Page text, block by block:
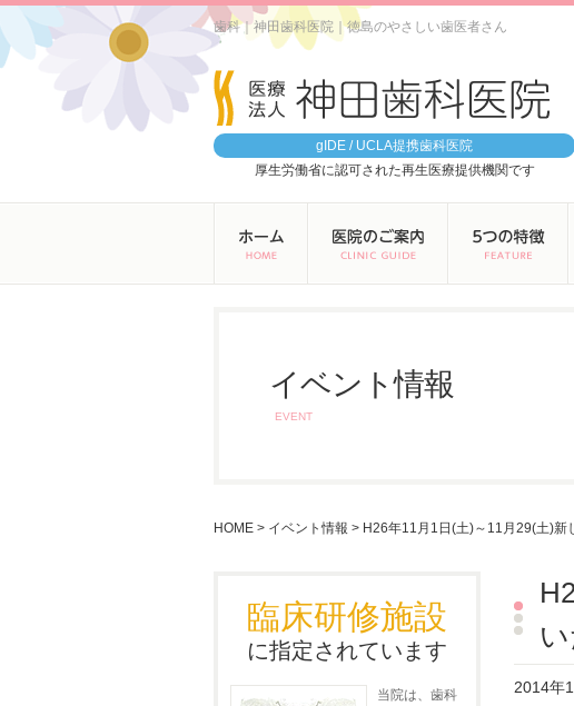
歯科｜神田歯科医院｜徳島のやさしい歯医者さん
gIDE / UCLA提携歯科医院
厚生労働省に認可された再生医療提供機関です
イベント情報
EVENT
HOME > イベント情報 > H26年11月1日(土)～11月29(土)新
2014年
臨床研修施設
に指定されています
当院は、歯科